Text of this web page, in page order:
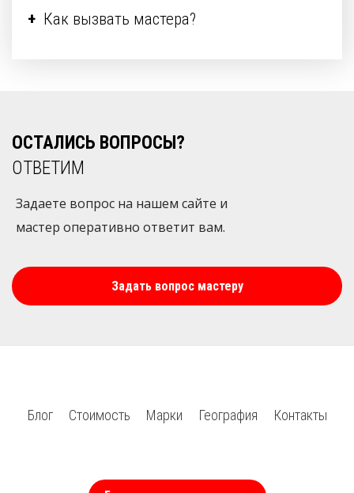
Как вызвать мастера?
ОСТАЛИСЬ ВОПРОСЫ?
ОТВЕТИМ
Задаете вопрос на нашем сайте и
мастер оперативно ответит вам.
Задать вопрос мастеру
Блог Стоимость Марки География Контакты